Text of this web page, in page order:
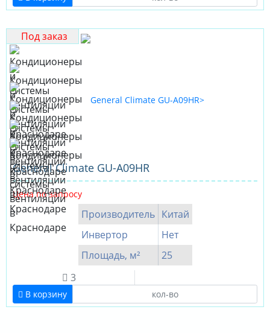
Под заказ
General Climate GU-А09HR
Цена по запросу
Производитель Китай
Инвертор
Нет
Площадь, м²
25
3
В корзину